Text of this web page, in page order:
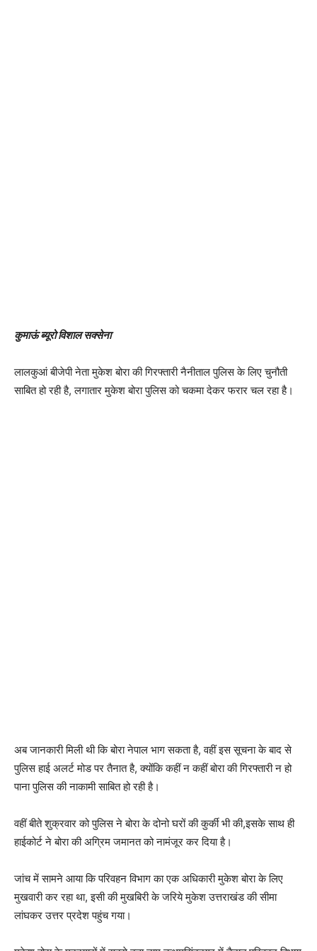
कुमाऊं ब्यूरो विशाल सक्सेना
लालकुआं बीजेपी नेता मुकेश बोरा की गिरफ्तारी नैनीताल पुलिस के लिए चुनौती
साबित हो रही है, लगातार मुकेश बोरा पुलिस को चकमा देकर फरार चल रहा है।
अब जानकारी मिली थी कि बोरा नेपाल भाग सकता है, वहीं इस सूचना के बाद से
पुलिस हाई अलर्ट मोड पर तैनात है, क्योंकि कहीं न कहीं बोरा की गिरफ्तारी न हो
पाना पुलिस की नाकामी साबित हो रही है।
वहीं बीते शुक्रवार को पुलिस ने बोरा के दोनो घरों की कुर्की भी की,इसके साथ ही
हाईकोर्ट ने बोरा की अग्रिम जमानत को नामंजूर कर दिया है।
जांच में सामने आया कि परिवहन विभाग का एक अधिकारी मुकेश बोरा के लिए
मुखवारी कर रहा था, इसी की मुखबिरी के जरिये मुकेश उत्तराखंड की सीमा
लांघकर उत्तर प्रदेश पहुंच गया।